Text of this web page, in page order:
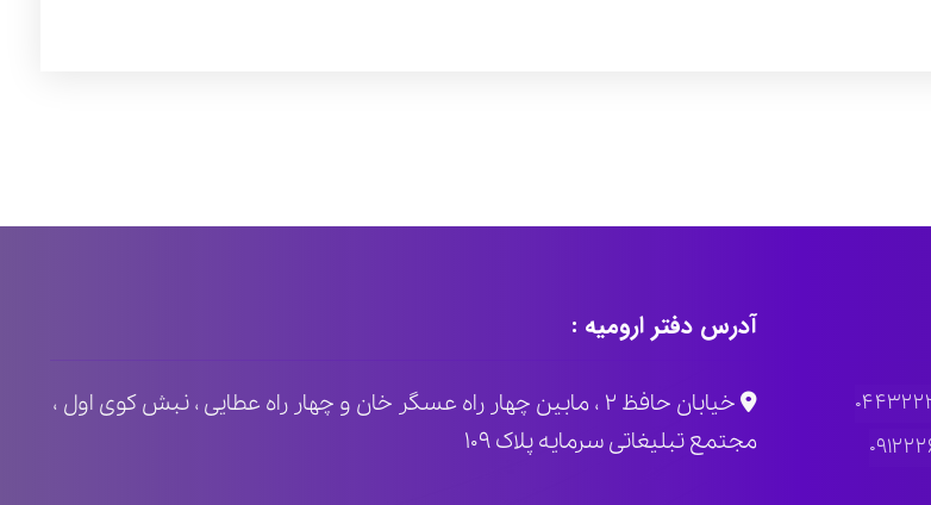
آدرس دفتر ارومیه :
خیابان حافظ ۲ ، مابین چهار راه عسگر خان و چهار راه عطایی ، نبش کوی اول ،
مجتمع تبلیغاتی سرمایه پلاک ۱۰۹